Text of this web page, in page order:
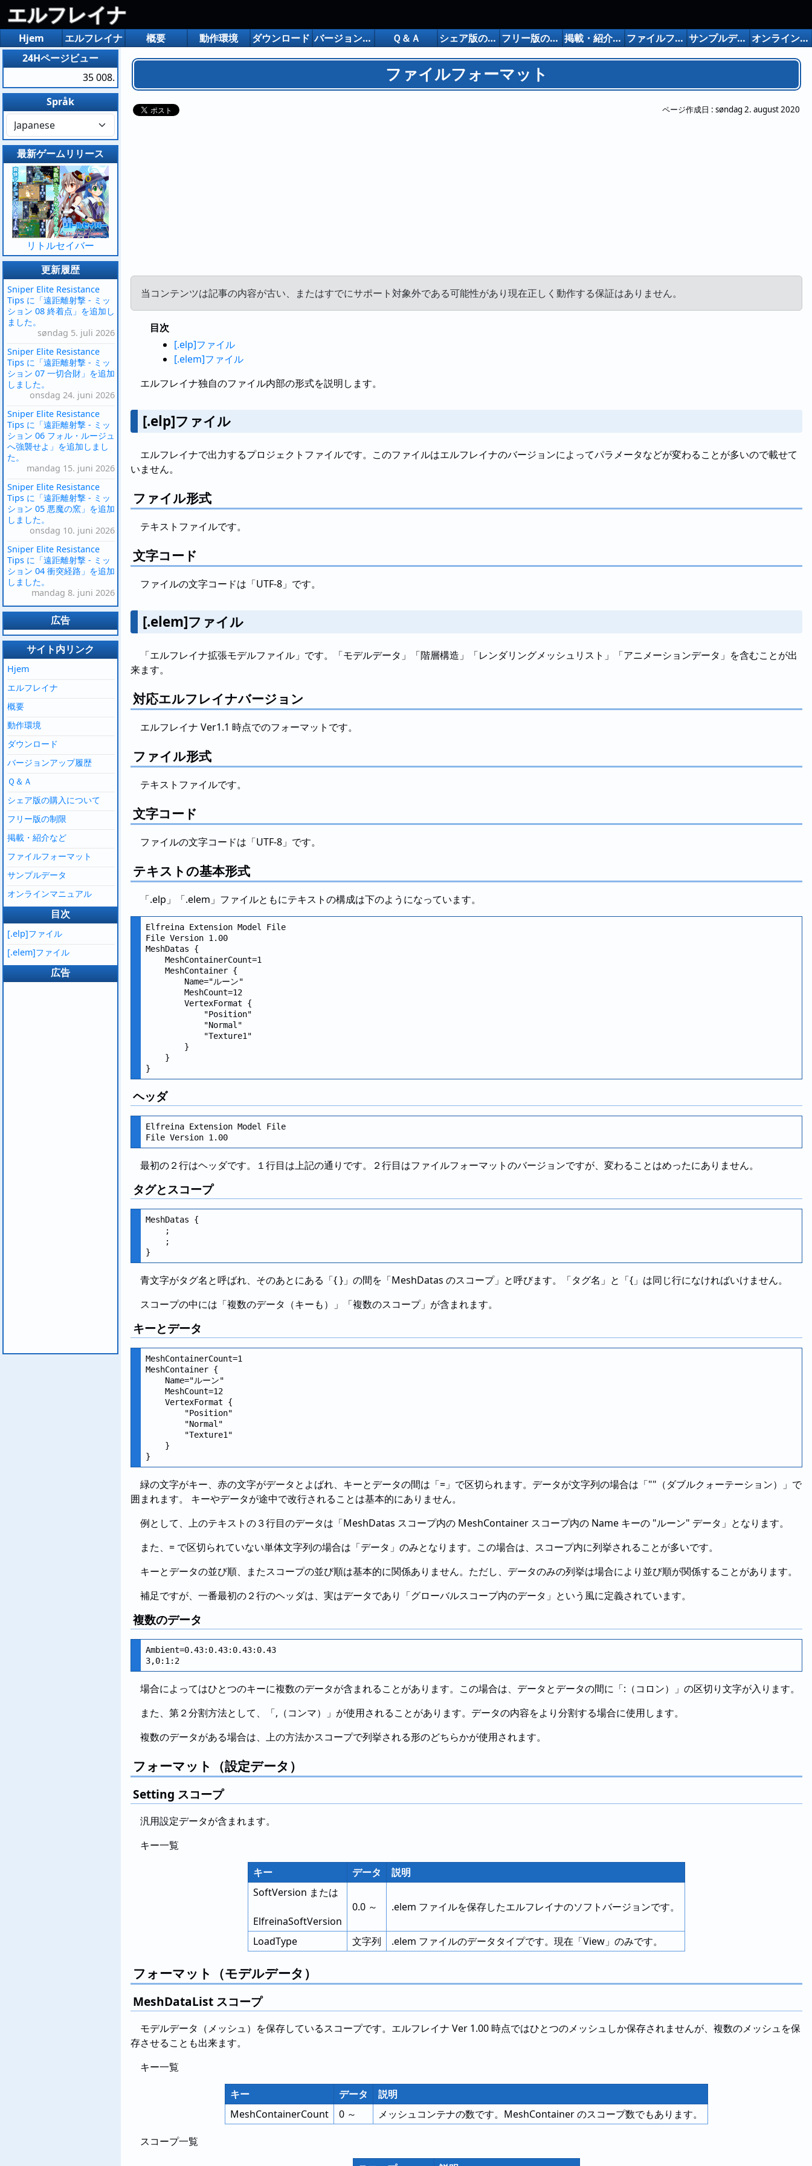
エルフレイナ
Hjem エルフレイナ 概要 動作環境 ダウンロード バージョンアップ履歴 Ｑ＆Ａ シェア版の購入について フリー版の制限 掲載・紹介など ファイルフォーマット サンプルデータ オンラインマニュアル
ファイルフォーマット
ページ作成日 : søndag 2. august 2020
当コンテンツは記事の内容が古い、またはすでにサポート対象外である可能性があり現在正しく動作する保証はありません。
目次
[.elp]ファイル
[.elem]ファイル
エルフレイナ独自のファイル内部の形式を説明します。
[.elp]ファイル
エルフレイナで出力するプロジェクトファイルです。このファイルはエルフレイナのバージョンによってパラメータなどが変わることが多いので載せて
いません。
ファイル形式
テキストファイルです。
文字コード
ファイルの文字コードは「UTF-8」です。
[.elem]ファイル
「エルフレイナ拡張モデルファイル」です。「モデルデータ」「階層構造」「レンダリングメッシュリスト」「アニメーションデータ」を含むことが出
来ます。
対応エルフレイナバージョン
エルフレイナ Ver1.1 時点でのフォーマットです。
ファイル形式
テキストファイルです。
文字コード
ファイルの文字コードは「UTF-8」です。
テキストの基本形式
「.elp」「.elem」ファイルともにテキストの構成は下のようになっています。
Elfreina Extension Model File
File Version 1.00
MeshDatas {
    MeshContainerCount=1
    MeshContainer {
        Name="ルーン"
        MeshCount=12
        VertexFormat {
            "Position"
            "Normal"
            "Texture1"
        }
    }
ヘッダ
Elfreina Extension Model File
最初の２行はヘッダです。１行目は上記の通りです。２行目はファイルフォーマットのバージョンですが、変わることはめったにありません。
タグとスコープ
MeshDatas {
    ;
    ;
青文字がタグ名と呼ばれ、そのあとにある「{ }」の間を「MeshDatas のスコープ」と呼びます。「タグ名」と「{」は同じ行になければいけません。
スコープの中には「複数のデータ（キーも）」「複数のスコープ」が含まれます。
キーとデータ
MeshContainerCount=1
MeshContainer {
    Name="ルーン"
    MeshCount=12
    VertexFormat {
        "Position"
        "Normal"
        "Texture1"
    }
緑の文字がキー、赤の文字がデータとよばれ、キーとデータの間は「=」で区切られます。データが文字列の場合は「""（ダブルクォーテーション）」で
囲まれます。 キーやデータが途中で改行されることは基本的にありません。
例として、上のテキストの３行目のデータは「MeshDatas スコープ内の MeshContainer スコープ内の Name キーの "ルーン" データ」となります。
また、= で区切られていない単体文字列の場合は「データ」のみとなります。この場合は、スコープ内に列挙されることが多いです。
キーとデータの並び順、またスコープの並び順は基本的に関係ありません。ただし、データのみの列挙は場合により並び順が関係することがあります。
補足ですが、一番最初の２行のヘッダは、実はデータであり「グローバルスコープ内のデータ」という風に定義されています。
複数のデータ
Ambient=0.43:0.43:0.43:0.43
場合によってはひとつのキーに複数のデータが含まれることがあります。この場合は、データとデータの間に「:（コロン）」の区切り文字が入ります。
また、第２分割方法として、「,（コンマ）」が使用されることがあります。データの内容をより分割する場合に使用します。
複数のデータがある場合は、上の方法かスコープで列挙される形のどちらかが使用されます。
フォーマット（設定データ）
Setting スコープ
汎用設定データが含まれます。
キー一覧
キー データ
説明
SoftVersion または
ElfreinaSoftVersion
0.0 ～ .elem ファイルを保存したエルフレイナのソフトバージョンです。
LoadType 文字列 .elem ファイルのデータタイプです。現在「View」のみです。
フォーマット（モデルデータ）
MeshDataList スコープ
モデルデータ（メッシュ）を保存しているスコープです。エルフレイナ Ver 1.00 時点ではひとつのメッシュしか保存されませんが、複数のメッシュを保
存させることも出来ます。
キー一覧
キー データ
説明
MeshContainerCount
0 ～ メッシュコンテナの数です。MeshContainer のスコープ数でもあります。
スコープ一覧
24Hページビュー
35 008.
Språk
最新ゲームリリース
リトルセイバー
更新履歴
Sniper Elite Resistance
Tips に「遠距離射撃 - ミッ
ション 08 終着点」を追加し
ました。
søndag 5. juli 2026
Sniper Elite Resistance
Tips に「遠距離射撃 - ミッ
ション 07 一切合財」を追加
しました。
onsdag 24. juni 2026
Sniper Elite Resistance
Tips に「遠距離射撃 - ミッ
ション 06 フォル・ルージュ
へ強襲せよ」を追加しまし
た。
mandag 15. juni 2026
Sniper Elite Resistance
Tips に「遠距離射撃 - ミッ
ション 05 悪魔の窯」を追加
しました。
onsdag 10. juni 2026
Sniper Elite Resistance
Tips に「遠距離射撃 - ミッ
ション 04 衝突経路」を追加
しました。
mandag 8. juni 2026
広告
サイト内リンク
Hjem
エルフレイナ
概要
動作環境
ダウンロード
バージョンアップ履歴
Ｑ＆Ａ
シェア版の購入について
フリー版の制限
掲載・紹介など
ファイルフォーマット
サンプルデータ
オンラインマニュアル
目次
[.elp]ファイル
[.elem]ファイル
広告